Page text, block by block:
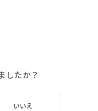
したか？
いいえ